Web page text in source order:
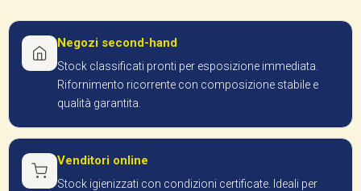
Negozi second-hand
Stock classificati pronti per esposizione immediata.
Rifornimento ricorrente con composizione stabile e
qualità garantita.
Venditori online
Stock igienizzati con condizioni certificate. Ideali per